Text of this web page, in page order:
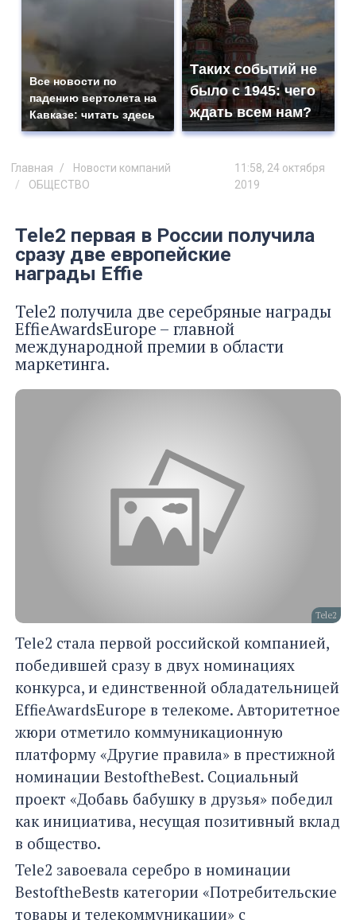
Все новости по
падению вертолета на
Кавказе: читать здесь
Таких событий не
было с 1945: чего
ждать всем нам?
Главная
Новости компаний
ОБЩЕСТВО
11:58, 24 октября
2019
Tele2 первая в России получила
сразу две европейские
награды Effie
Tele2 получила две серебряные награды
EffieAwardsEurope – главной
международной премии в области
маркетинга.
Tele2
Tele2 стала первой российской компанией,
победившей сразу в двух номинациях
конкурса, и единственной обладательницей
EffieAwardsEurope в телекоме. Авторитетное
жюри отметило коммуникационную
платформу «Другие правила» в престижной
номинации BestoftheBest. Социальный
проект «Добавь бабушку в друзья» победил
как инициатива, несущая позитивный вклад
в общество.
Tele2 завоевала серебро в номинации
BestoftheBestв категории «Потребительские
товары и телекоммуникации» с